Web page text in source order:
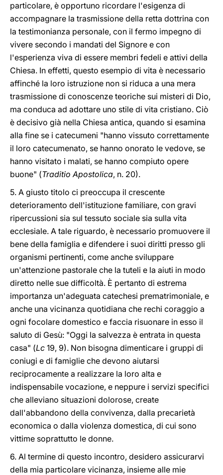
particolare, è opportuno ricordare l'esigenza di
accompagnare la trasmissione della retta dottrina con
la testimonianza personale, con il fermo impegno di
vivere secondo i mandati del Signore e con
l'esperienza viva di essere membri fedeli e attivi della
Chiesa. In effetti, questo esempio di vita è necessario
affinché la loro istruzione non si riduca a una mera
trasmissione di conoscenze teoriche sui misteri di Dio,
ma conduca ad adottare uno stile di vita cristiano. Ciò
è decisivo già nella Chiesa antica, quando si esamina
alla fine se i catecumeni "hanno vissuto correttamente
il loro catecumenato, se hanno onorato le vedove, se
hanno visitato i malati, se hanno compiuto opere
buone" (Traditio Apostolica, n. 20).
5. A giusto titolo ci preoccupa il crescente
deterioramento dell'istituzione familiare, con gravi
ripercussioni sia sul tessuto sociale sia sulla vita
ecclesiale. A tale riguardo, è necessario promuovere il
bene della famiglia e difendere i suoi diritti presso gli
organismi pertinenti, come anche sviluppare
un'attenzione pastorale che la tuteli e la aiuti in modo
diretto nelle sue difficoltà. È pertanto di estrema
importanza un'adeguata catechesi prematrimoniale, e
anche una vicinanza quotidiana che rechi coraggio a
ogni focolare domestico e faccia risuonare in esso il
saluto di Gesù: "Oggi la salvezza è entrata in questa
casa" (Lc 19, 9). Non bisogna dimenticare i gruppi di
coniugi e di famiglie che devono aiutarsi
reciprocamente a realizzare la loro alta e
indispensabile vocazione, e neppure i servizi specifici
che alleviano situazioni dolorose, create
dall'abbandono della convivenza, dalla precarietà
economica o dalla violenza domestica, di cui sono
vittime soprattutto le donne.
6. Al termine di questo incontro, desidero assicurarvi
della mia particolare vicinanza, insieme alle mie